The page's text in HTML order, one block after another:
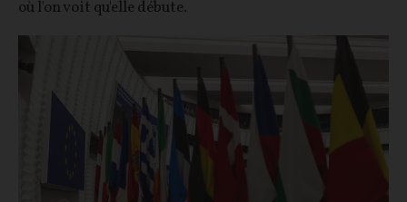
où l'on voit qu'elle débute.